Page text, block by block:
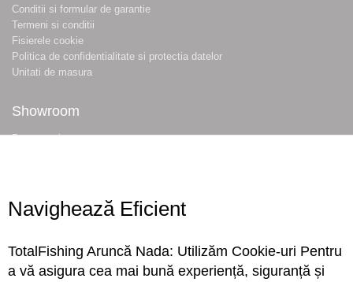
Conditii si formular de garantie
Termeni si conditii
Fisierele cookie
Politica de confidentialitate si protectia datelor
Unitati de masura
Showroom
Despre noi
Conecteaza-te
Navighează Eficient
TotalFishing Aruncă Nada: Utilizăm Cookie-uri Pentru
a vă asigura cea mai bună experiență, siguranță și